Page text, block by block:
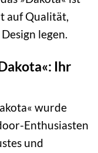
auf Qualität,
legen.
Ihr
wurde
Enthusiasten
und